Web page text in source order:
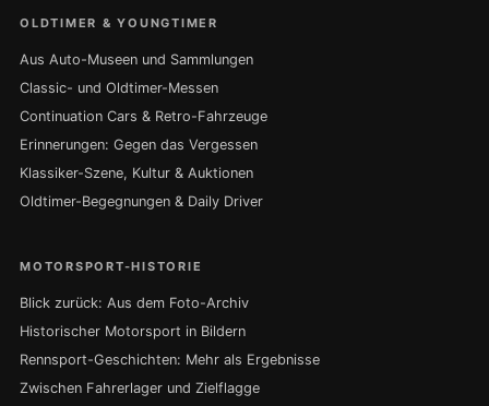
OLDTIMER & YOUNGTIMER
Aus Auto-Museen und Sammlungen
Classic- und Oldtimer-Messen
Continuation Cars & Retro-Fahrzeuge
Erinnerungen: Gegen das Vergessen
Klassiker-Szene, Kultur & Auktionen
Oldtimer-Begegnungen & Daily Driver
MOTORSPORT-HISTORIE
Blick zurück: Aus dem Foto-Archiv
Historischer Motorsport in Bildern
Rennsport-Geschichten: Mehr als Ergebnisse
Zwischen Fahrerlager und Zielflagge